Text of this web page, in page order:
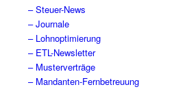
– Steuer-News
– Journale
– Lohnoptimierung
– ETL-Newsletter
– Musterverträge
– Mandanten-Fernbetreuung